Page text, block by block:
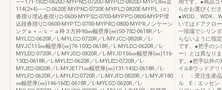
――171-182□-0620D-MYPN□-0720D-MYPL□-0820D-MYPL8㎜足
114(2×4)――□-0620E-MYPN□-0720E-MYPL□-0820E-MYPL（c）
沓摺り埋込沓摺り□-0600-MYPS□-0700-MYPP□-0800-MYPP埋
込段沓摺り□-0600-MYPT□-0700-MYPR□-0800-MYPRノンケーシ
ングａ＋︵ｃ︶ａ枠３方枠90㎜幅壁厚(㎜)50-75□-0618R／L-
MYLC□-0620R／L-MYLC□-0720R／L-MYJC□-0820R／L-
MYJC115㎜幅壁厚(㎜)76-100□-0618R／L-MYLD□-0620R／L-
MYLD□-0720R／L-MYJD□-0820R／L-MYJD156㎜幅壁厚(㎜)116-
130□-0618R／L-MYLE□-0620R／L-MYLE□-0720R／L-
MYJE□-0820R／L-MYJE171㎜幅壁厚(㎜)131-145□-0618R／L-
MYLF□-0620R／L-MYLF□-0720R／L-MYJF□-0820R／L-MYJF180
㎜幅壁厚(㎜)146-160□-0618R／L-MYLG□-0620R／L-
用です。●商品コ
らかお選びくだ
●WDD、WDK、
いてはドアクロ
一現場でシリン
らないように指
です。●把手のシ
ー）とは異なり
す。●把手以外の
イルBウッドグ
（ ：受注生産
ル E：エッセ